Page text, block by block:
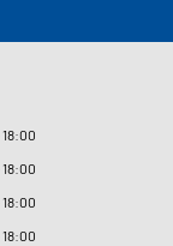
:00
:00
:00
:00